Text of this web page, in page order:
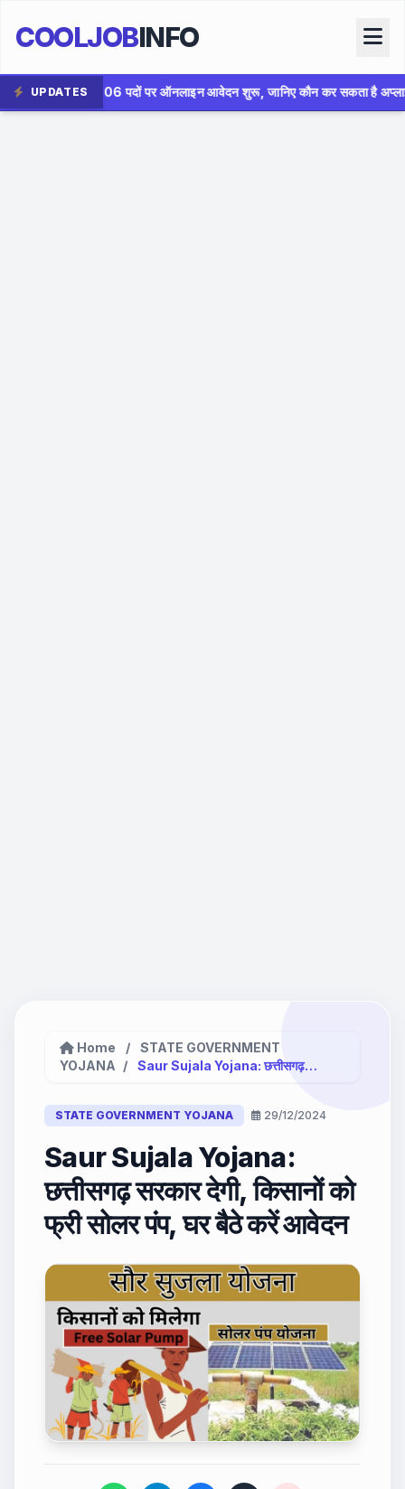
COOLJOBINFO
UPDATES
ऑनलाइन आवेदन शुरू, जानिए कौन कर सकता है अप्लाई ✦ AIIMS
Home /
STATE GOVERNMENT
YOJANA / Saur Sujala Yojana: छत्तीसगढ़ सरकार...
STATE GOVERNMENT YOJANA 29/12/2024
Saur Sujala Yojana:
छत्तीसगढ़ सरकार देगी, किसानों को
फ्री सोलर पंप, घर बैठे करें आवेदन